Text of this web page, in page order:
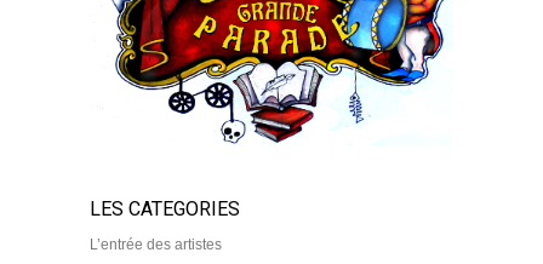
LES CATEGORIES
L’entrée des artistes